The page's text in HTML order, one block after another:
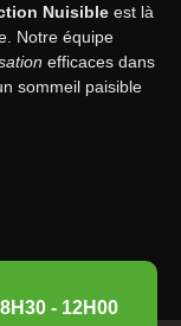
Nuisible est là
Notre équipe
efficaces dans
sommeil paisible
- 12H00